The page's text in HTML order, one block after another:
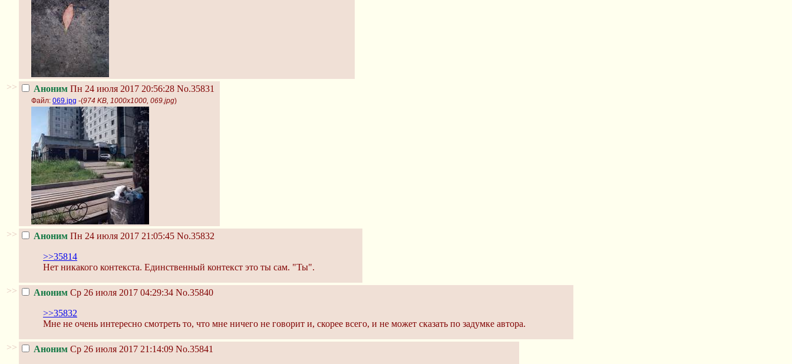
>> Аноним Пн 24 июля 2017 20:56:28 No.35831
Файл: 069.jpg -(974 KB, 1000x1000, 069.jpg)
>> Аноним Пн 24 июля 2017 21:05:45 No.35832
>>35814
Нет никакого контекста. Единственный контекст это ты сам. "Ты".
>> Аноним Ср 26 июля 2017 04:29:34 No.35840
>>35832
Мне не очень интересно смотреть то, что мне ничего не говорит и, скорее всего, и не может сказать по задумке автора.
>> Аноним Ср 26 июля 2017 21:14:09 No.35841